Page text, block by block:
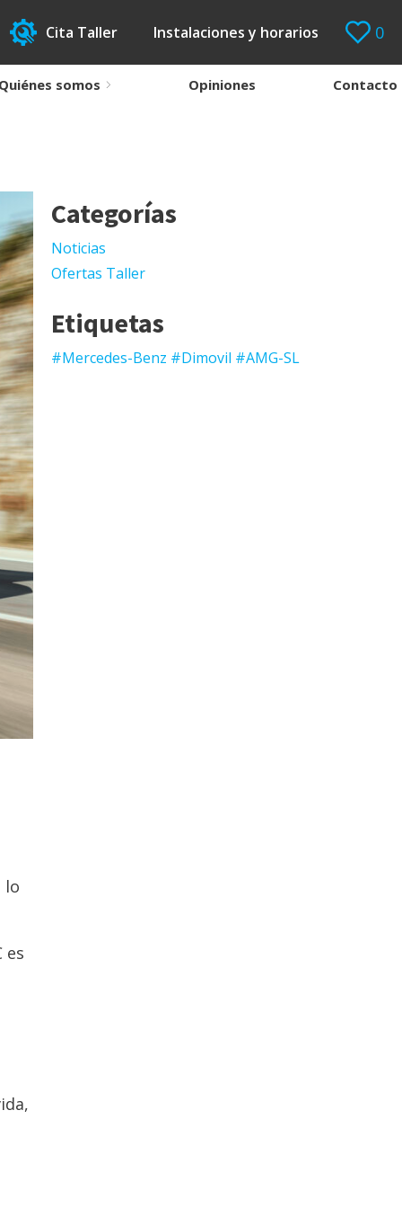
Cita Taller Instalaciones y horarios 0
somos Opiniones Contacto
lo
es
Categorías
Noticias
Ofertas Taller
Etiquetas
#Mercedes-Benz #Dimovil #AMG-SL